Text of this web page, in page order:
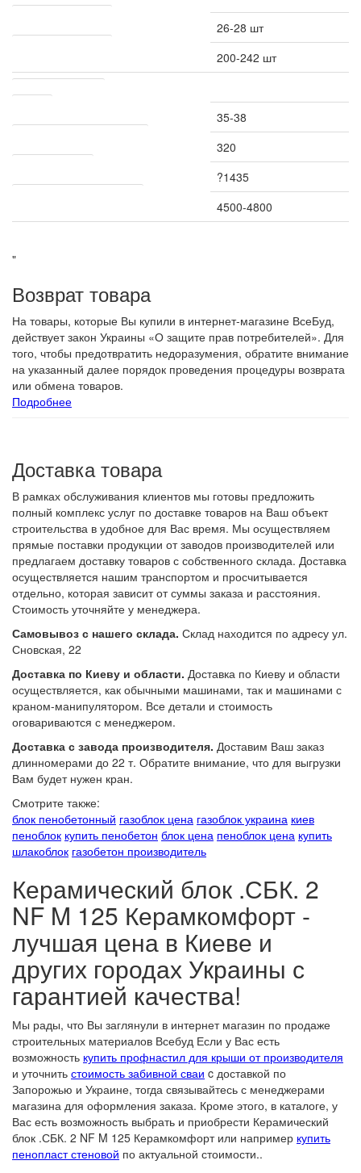
26-28 шт
200-242 шт
Транспортировка
35-38
320
?1435
4500-4800
"
Возврат товара
На товары, которые Вы купили в интернет-магазине ВсеБуд,
действует закон Украины «О защите прав потребителей». Для
того, чтобы предотвратить недоразумения, обратите внимание
на указанный далее порядок проведения процедуры возврата
или обмена товаров.
Подробнее
Доставка товара
В рамках обслуживания клиентов мы готовы предложить
полный комплекс услуг по доставке товаров на Ваш объект
строительства в удобное для Вас время. Мы осуществляем
прямые поставки продукции от заводов производителей или
предлагаем доставку товаров с собственного склада. Доставка
осуществляется нашим транспортом и просчитывается
отдельно, которая зависит от суммы заказа и расстояния.
Стоимость уточняйте у менеджера.
Самовывоз с нашего склада. Склад находится по адресу ул.
Сновская, 22
Доставка по Киеву и области. Доставка по Киеву и области
осуществляется, как обычными машинами, так и машинами с
краном-манипулятором. Все детали и стоимость
оговариваются с менеджером.
Доставка с завода производителя. Доставим Ваш заказ
длинномерами до 22 т. Обратите внимание, что для выгрузки
Вам будет нужен кран.
Смотрите также:
блок пенобетонный газоблок цена газоблок украина киев
пеноблок купить пенобетон блок цена пеноблок цена купить
шлакоблок газобетон производитель
Керамический блок .СБК. 2
NF M 125 Керамкомфорт -
лучшая цена в Киеве и
других городах Украины с
гарантией качества!
Мы рады, что Вы заглянули в интернет магазин по продаже
строительных материалов Всебуд Если у Вас есть
возможность купить профнастил для крыши от производителя
и уточнить стоимость забивной сваи c доставкой по
Запорожью и Украине, тогда связывайтесь с менеджерами
магазина для оформления заказа. Кроме этого, в каталоге, у
Вас есть возможность выбрать и приобрести Керамический
блок .СБК. 2 NF M 125 Керамкомфорт или например купить
пенопласт стеновой по актуальной стоимости..